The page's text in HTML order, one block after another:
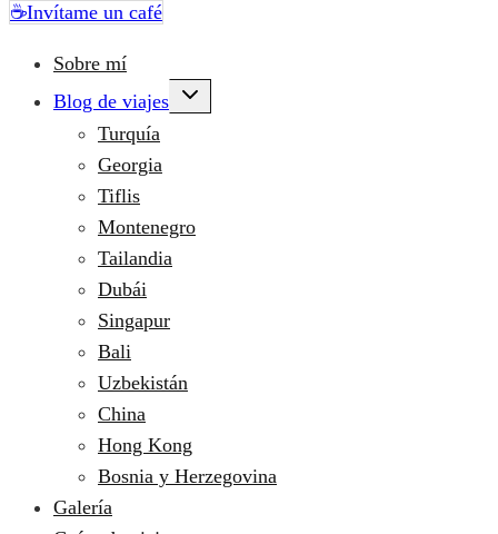
☕Invítame un café
Sobre mí
Blog de viajes
Alternar
Turquía
Georgia
Tiflis
Montenegro
Tailandia
Dubái
Singapur
Bali
Uzbekistán
China
Hong Kong
Bosnia y Herzegovina
Galería